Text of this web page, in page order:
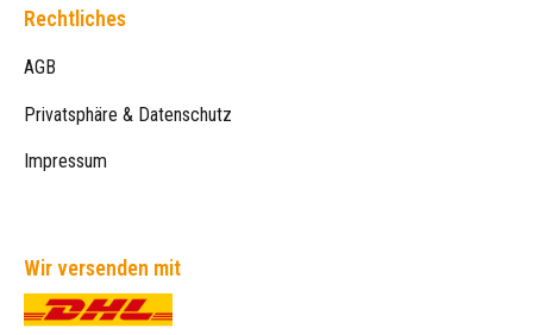
Rechtliches
AGB
Privatsphäre & Datenschutz
Impressum
Wir versenden mit